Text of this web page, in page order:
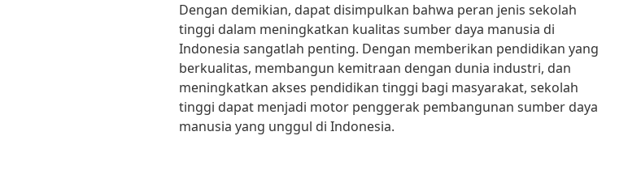
Dengan demikian, dapat disimpulkan bahwa peran jenis sekolah
tinggi dalam meningkatkan kualitas sumber daya manusia di
Indonesia sangatlah penting. Dengan memberikan pendidikan yang
berkualitas, membangun kemitraan dengan dunia industri, dan
meningkatkan akses pendidikan tinggi bagi masyarakat, sekolah
tinggi dapat menjadi motor penggerak pembangunan sumber daya
manusia yang unggul di Indonesia.